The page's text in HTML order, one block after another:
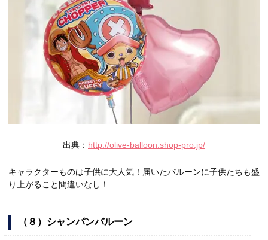
出典： http://olive-balloon.shop-pro.jp/
キャラクターものは子供に大人気！届いたバルーンに子供たちも盛
り上がること間違いなし！
（８）シャンパンバルーン